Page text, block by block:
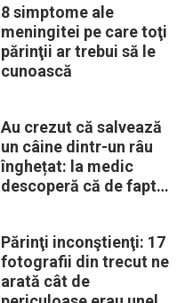
8 simptome ale
meningitei pe care toţi
părinţii ar trebui să le
cunoască
Au crezut că salvează
un câine dintr-un râu
înghețat: la medic
descoperă că de fapt
Părinţi inconştienţi: 17
fotografii din trecut ne
arată cât de